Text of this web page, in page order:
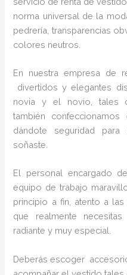
norma universal de la
pedrería, transparencias
colores neutros.
En nuestra empresa de
divertidos y elegantes
novia y el novio, tales
también confeccionamos
dándote seguridad
soñaste.
El personal encargado
equipo de trabajo
principio a fin, atento a
que realmente
radiante y muy especial.
Deberás escoger